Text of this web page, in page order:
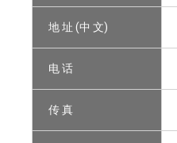
地 址 (中 文)
电 话
传 真